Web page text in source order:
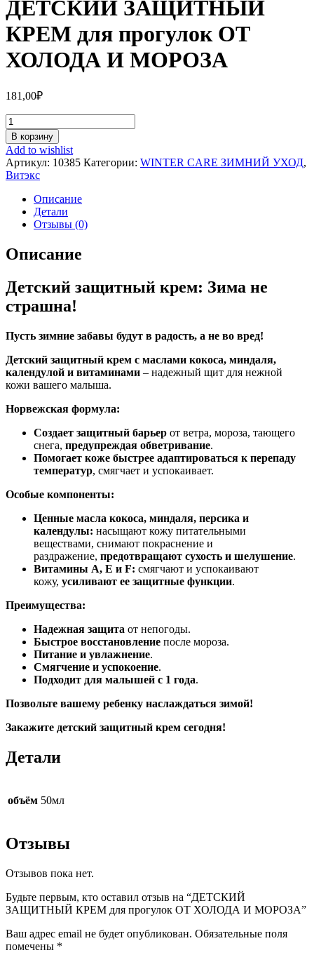
ДЕТСКИЙ ЗАЩИТНЫЙ
КРЕМ для прогулок ОТ
ХОЛОДА И МОРОЗА
181,00₽
Количество
ДЕТСКИЙ
ЗАЩИТНЫЙ
КРЕМ
для
прогулок
ХОЛОДА
МОРОЗА
В корзину
Add to wishlist
Артикул: 10385 Категории: WINTER CARE ЗИМНИЙ УХОД,
Витэкс
Описание
Детали
Отзывы (0)
Описание
Детский защитный крем: Зима не
страшна!
Пусть зимние забавы будут в радость, а не во вред!
Детский защитный крем с маслами кокоса, миндаля,
календулой и витаминами – надежный щит для нежной
кожи вашего малыша.
Норвежская формула:
Создает защитный барьер от ветра, мороза, тающего
снега, предупреждая обветривание.
Помогает коже быстрее адаптироваться к перепаду
температур, смягчает и успокаивает.
Особые компоненты:
Ценные масла кокоса, миндаля, персика и
календулы: насыщают кожу питательными
веществами, снимают покраснение и
раздражение, предотвращают сухость и шелушение.
Витамины A, E и F: смягчают и успокаивают
кожу, усиливают ее защитные функции.
Преимущества:
Надежная защита от непогоды.
Быстрое восстановление после мороза.
Питание и увлажнение.
Смягчение и успокоение.
Подходит для малышей с 1 года.
Позвольте вашему ребенку наслаждаться зимой!
Закажите детский защитный крем сегодня!
Детали
объём 50мл
Отзывы
Отзывов пока нет.
Будьте первым, кто оставил отзыв на “ДЕТСКИЙ
ЗАЩИТНЫЙ КРЕМ для прогулок ОТ ХОЛОДА И МОРОЗА”
Ваш адрес email не будет опубликован. Обязательные поля
помечены *